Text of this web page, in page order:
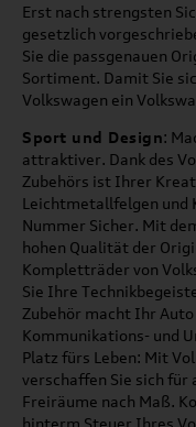
Erst nach strengsten
gesetzlich
Sie die passgenauen
Sortiment. Damit Sie
Volkswagen ein
Sport und Design:
attraktiver. Dank des
Zubehörs ist Ihrer
Leichtmetallfelgen und
Nummer Sicher. Mit
hohen Qualität der
Kompletträder von
Sie Ihre
Zubehör macht Ihr
Kommunikations- und
Platz fürs Leben: Mit
verschaffen Sie sich für
Freiräume nach Maß.
hinterm Steuer Ihres